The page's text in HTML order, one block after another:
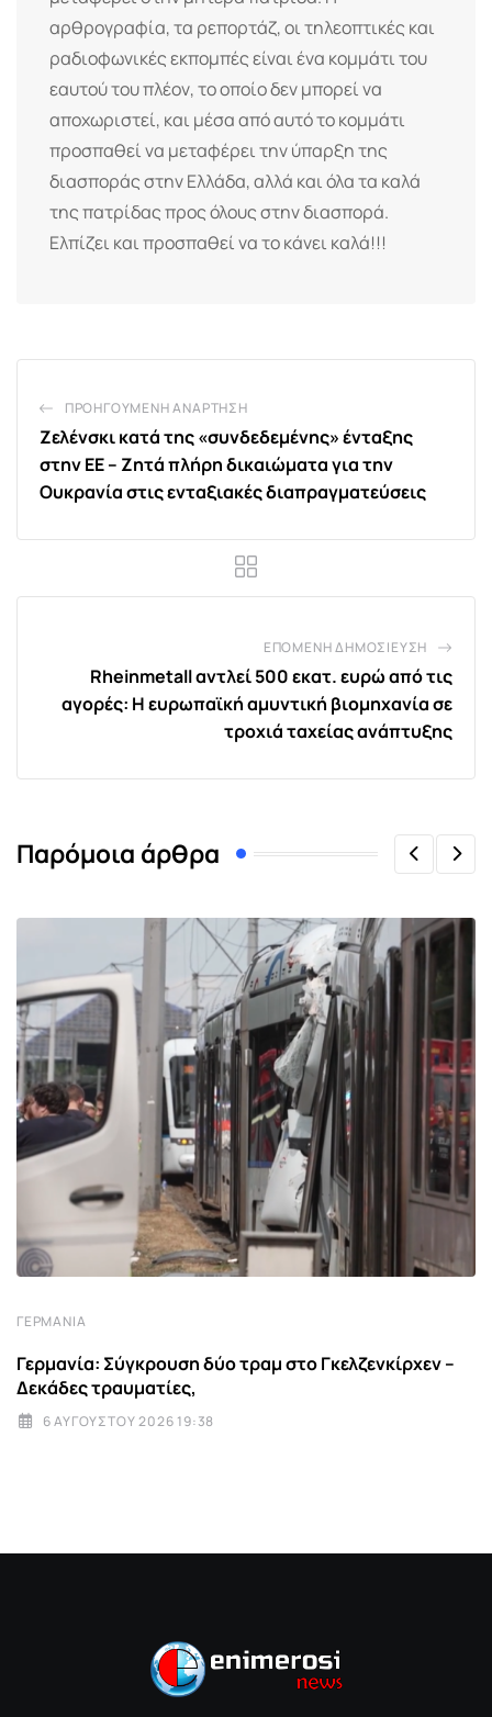
αρθρογραφία, τα ρεπορτάζ, οι τηλεοπτικές και
ραδιοφωνικές εκπομπές είναι ένα κομμάτι του
εαυτού του πλέον, το οποίο δεν μπορεί να
αποχωριστεί, και μέσα από αυτό το κομμάτι
προσπαθεί να μεταφέρει την ύπαρξη της
διασποράς στην Ελλάδα, αλλά και όλα τα καλά
της πατρίδας προς όλους στην διασπορά.
Ελπίζει και προσπαθεί να το κάνει καλά!!!
ΠΡΟΗΓΟΎΜΕΝΗ ΑΝΆΡΤΗΣΗ
Ζελένσκι κατά της «συνδεδεμένης» ένταξης
στην ΕΕ – Ζητά πλήρη δικαιώματα για την
Ουκρανία στις ενταξιακές διαπραγματεύσεις
ΕΠΌΜΕΝΗ ΔΗΜΟΣΊΕΥΣΗ
Rheinmetall αντλεί 500 εκατ. ευρώ από τις
αγορές: Η ευρωπαϊκή αμυντική βιομηχανία σε
τροχιά ταχείας ανάπτυξης
Παρόμοια άρθρα
ΓΕΡΜΑΝΊΑ
Γερμανία: Σύγκρουση δύο τραμ στο Γκελζενκίρχεν –
Δεκάδες τραυματίες,
6 ΑΥΓΟΎΣΤΟΥ 2026 19:38